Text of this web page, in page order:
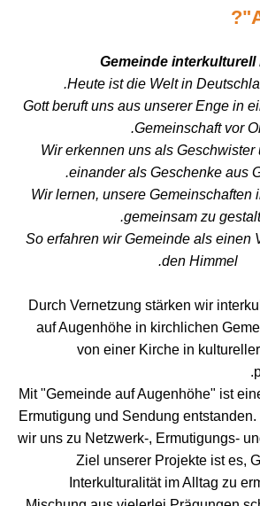
Gemeinde interkulturell
Heute ist die Welt in
Gott beruft uns aus unserer Enge in
Gemeinschaft vor
Wir erkennen uns als Geschwister
einander als Geschenke aus
Wir lernen, unsere Gemeinschaften
gemeinsam zu
So erfahren wir Gemeinde als einen
den Himmel.
Durch Vernetzung stärken wir
auf Augenhöhe in kirchlichen
von einer Kirche in
Mit "Gemeinde auf Augenhöhe" ist
Ermutigung und Sendung
wir uns zu Netzwerk-, Ermutigungs-
Ziel unserer Projekte ist es,
Interkulturalität im Alltag zu